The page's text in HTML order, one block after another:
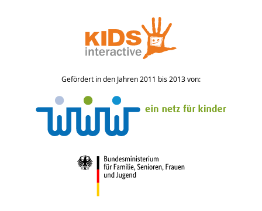
Gefördert in den Jahren 2011 bis 2013 von: